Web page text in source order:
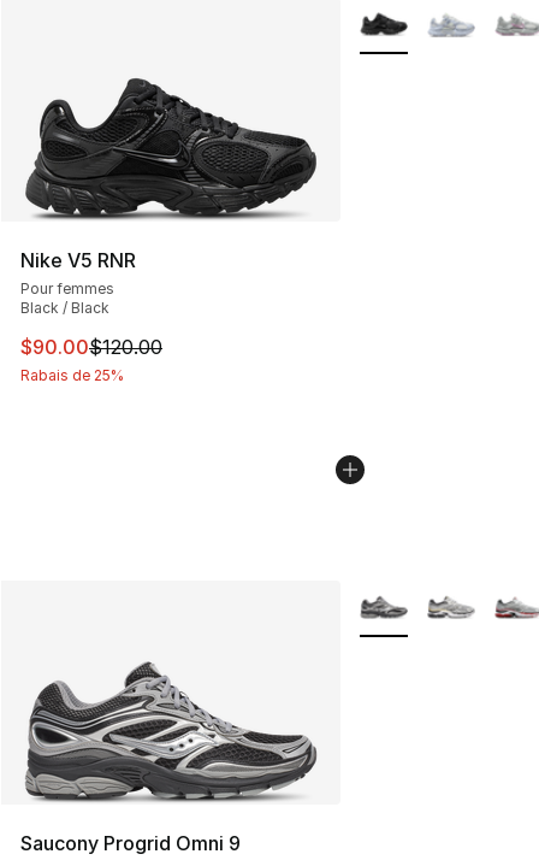
Nike V5 RNR
Pour femmes
Black / Black
Cet article est en solde. Le prix est passé de $120.00 à
$90.00$120.00
Rabais de 25%
Plus de couleurs
Saucony Progrid Omni 9
Plus de couleurs